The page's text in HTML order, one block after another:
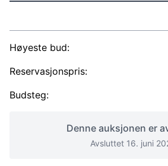
Høyeste bud:
Reservasjonspris:
Budsteg:
Denne auksjonen er
Avsluttet 16. juni